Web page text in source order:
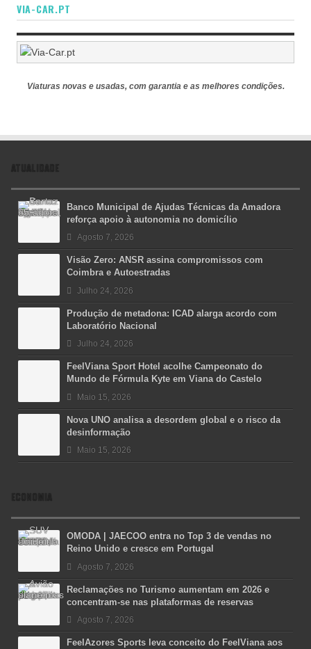
VIA-CAR.PT
Viaturas novas e usadas, com garantia e as melhores condições.
ATUALIDADE
Banco Municipal de Ajudas Técnicas da Amadora
reforça apoio à autonomia no domicílio
Agosto 7, 2026
Visão Zero: ANSR assina compromissos com
Coimbra e Autoestradas
Julho 24, 2026
Produção de metadona: ICAD alarga acordo com
Laboratório Nacional
Julho 24, 2026
FeelViana Sport Hotel acolhe Campeonato do
Mundo de Fórmula Kyte em Viana do Castelo
Maio 15, 2026
Nova UNO analisa a desordem global e o risco da
desinformação
Maio 15, 2026
ECONOMIA
OMODA | JAECOO entra no Top 3 de vendas no
Reino Unido e cresce em Portugal
Agosto 7, 2026
Reclamações no Turismo aumentam em 2026 e
concentram-se nas plataformas de reservas
Agosto 7, 2026
FeelAzores Sports leva conceito do FeelViana aos